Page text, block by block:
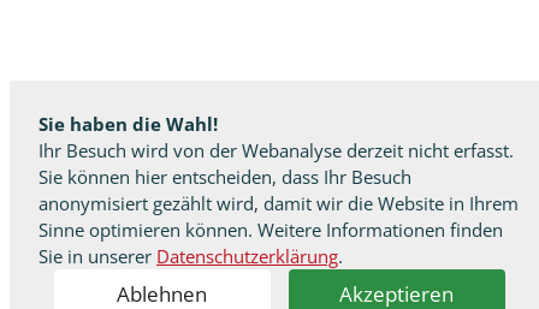
Sie haben die Wahl!
Ihr Besuch wird von der Webanalyse derzeit nicht erfasst.
Sie können hier entscheiden, dass Ihr Besuch
anonymisiert gezählt wird, damit wir die Website in Ihrem
Sinne optimieren können. Weitere Informationen finden
Sie in unserer Datenschutzerklärung.
Ablehnen Akzeptieren